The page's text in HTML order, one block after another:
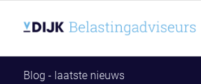
Blog - laatste nieuws